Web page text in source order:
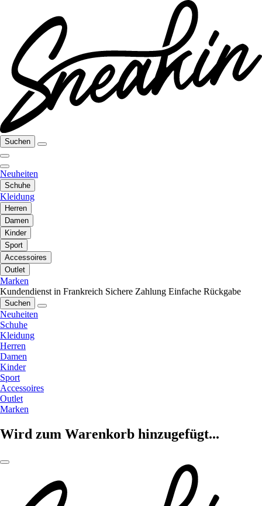
Suchen
Neuheiten
Schuhe
Kleidung
Herren
Damen
Kinder
Sport
Accessoires
Outlet
Marken
Kundendienst in Frankreich Sichere Zahlung Einfache Rückgabe
Suchen
Neuheiten
Schuhe
Kleidung
Herren
Damen
Kinder
Sport
Accessoires
Outlet
Marken
Wird zum Warenkorb hinzugefügt...